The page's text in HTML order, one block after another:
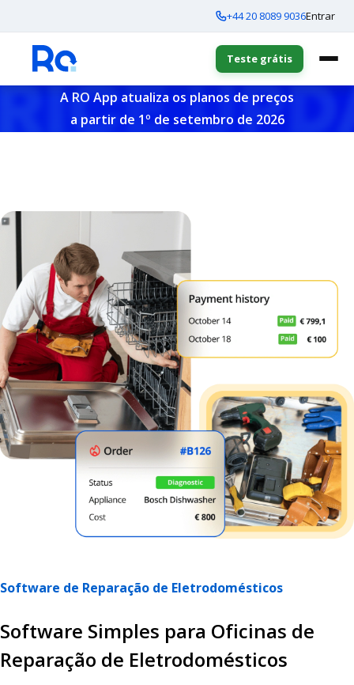
+44 20 8089 9036Entrar
Teste grátis
A RO App atualiza os planos de preços
a partir de 1º de setembro de 2026
Software de Reparação de Eletrodomésticos
Software Simples para Oficinas de
Reparação de Eletrodomésticos